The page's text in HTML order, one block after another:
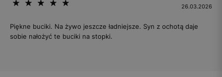
26.03.2026
Piękne buciki. Na żywo jeszcze ładniejsze. Syn z ochotą daje
sobie nałożyć te buciki na stopki.